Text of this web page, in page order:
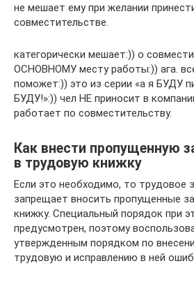
не мешает ему при желании
совместительстве.
категорически мешает:)) о
ОСНОВНОМУ месту работы:)) ага.
поможет:)) это из серии «а я БУДУ
БУДУ!»:)) чел НЕ приносит в
работает по совместительству.
Как внести пропущенную
в трудовую книжку
Если это необходимо, то трудовое
запрещает вносить пропущенные
книжку. Специальный порядок при
предусмотрен, поэтому
утвержденным порядком по
трудовую и исправлению в ней